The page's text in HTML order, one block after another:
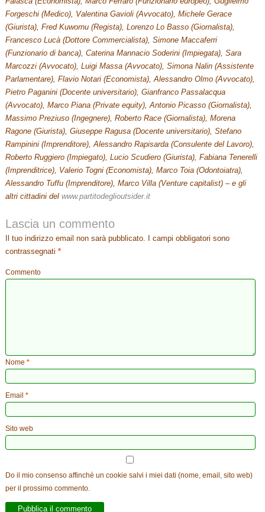
Forgeschi (Medico), Valentina Gavioli (Avvocato), Michele Gerace
(Giurista), Fred Kuwornu (Regista), Lorenzo Lo Basso (Giornalista),
Francesco Lucà (Dottore Commercialista), Simone Maccaferri
(Funzionario di banca), Caterina Mannacio Soderini (Impiegata), Sara
Marcozzi (Avvocato), Luigi Massa (Avvocato), Simona Nalin (Assistente
Parlamentare), Flavio Notari (Economista), Alessandro Olmo (Avvocato),
Pietro Paganini (Docente universitario), Gianfranco Passalacqua
(Avvocato), Marco Piana (Private equity), Antonio Picasso (Giornalista),
Massimo Preziuso (Ingegnere), Roberto Race (Giornalista), Morena
Ragone (Giurista), Giuseppe Ragusa (Docente universitario), Stefano
Rampinini (Imprenditore), Alessandro Rapisarda (Consulente del Lavoro),
Roberto Ruggiero (Impiegato), Lucio Scudiero (Giurista), Fabiana Tenerelli
(Imprenditrice), Valerio Togni (Economista), Marco Toia (Odontoiatra),
Alessandro Tuffu (Imprenditore), Marco Villa (Venture capitalist) – e gli
altri cittadini delwww.partitodeglioutsider.it
Lascia un commento
Il tuo indirizzo email non sarà pubblicato. I campi obbligatori sono
contrassegnati*
Commento
Nome*
Email*
Sito web
Do il mio consenso affinché un cookie salvi i miei dati (nome, email, sito web)
per il prossimo commento.